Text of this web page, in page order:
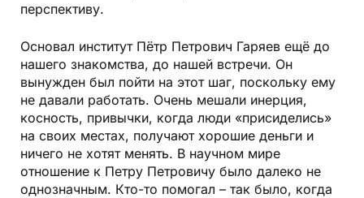
перспективу.
Основал институт Пётр Петрович Гаряев ещё до
нашего знакомства, до нашей встречи. Он
вынужден был пойти на этот шаг, поскольку ему
не давали работать. Очень мешали инерция,
косность, привычки, когда люди «присиделись»
на своих местах, получают хорошие деньги и
ничего не хотят менять. В научном мире
отношение к Петру Петровичу было далеко не
однозначным. Кто-то помогал – так было, когда